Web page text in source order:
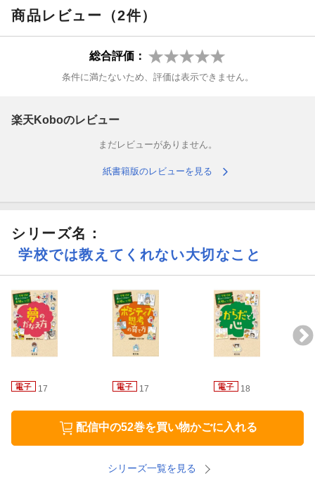
また、感情にはそれぞれ役割があり、コントロールするだけでは
なく、認めて受け入れることも必要です。
この本を読んだあなたが、自分の感情のすべてを大切に感じ、そ
れらとうまくつきあっていけるようになることを願っています。
※本書は、第２回学参大賞・旺文社創業90周年 特別企画『学校で
「まんが・キャラクター企画大賞」受賞作品です。
商品レビュー（2件）
総合評価：
条件に満たないため、評価は表示できません。
楽天Koboのレビュー
まだレビューがありません。
紙書籍版のレビューを見る
シリーズ名：
学校では教えてくれない大切なこと
17 17 18
配信中の52巻を買い物かごに入れる
シリーズ一覧を見る